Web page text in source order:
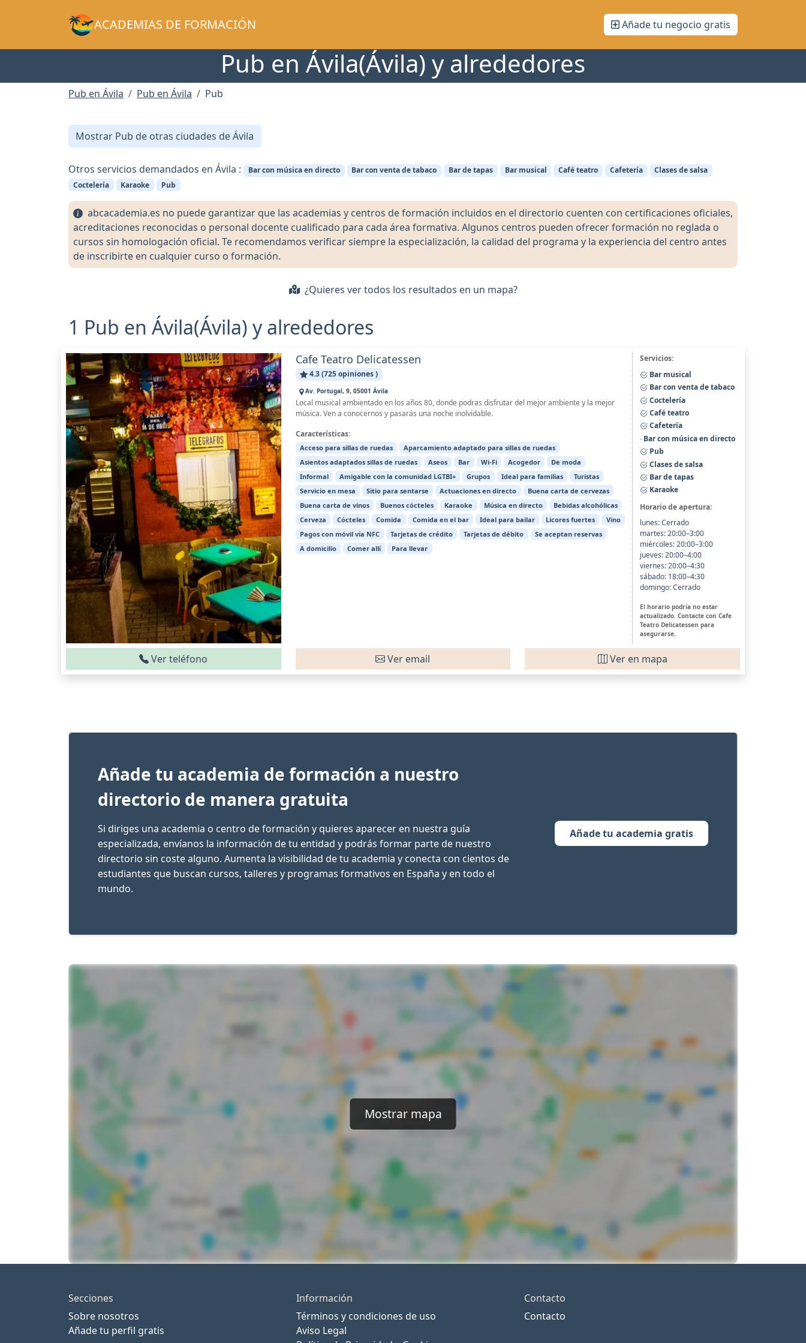
ACADEMIAS DE FORMACIÓN Añade tu negocio gratis
Pub en Ávila(Ávila) y alrededores
Pub en Ávila Pub en Ávila Pub
Mostrar Pub de otras ciudades de Ávila
Otros servicios demandados en Ávila : Bar con música en directo Bar con venta de tabaco Bar de tapas Bar musical Café teatro Cafetería
Clases de salsa
Coctelería
Karaoke Pub
abcacademia.es no puede garantizar que las academias y centros de formación incluidos en el directorio cuenten con certificaciones oficiales,
acreditaciones reconocidas o personal docente cualificado para cada área formativa. Algunos centros pueden ofrecer formación no reglada o
cursos sin homologación oficial. Te recomendamos verificar siempre la especialización, la calidad del programa y la experiencia del centro antes
de inscribirte en cualquier curso o formación.
¿Quieres ver todos los resultados en un mapa?
1 Pub en Ávila(Ávila) y alrededores
Cafe Teatro Delicatessen
4.3 (725 opiniones )
Av. Portugal, 9, 05001 Ávila
Local musical ambientado en los años 80, donde podras disfrutar del mejor ambiente y la mejor
música. Ven a conocernos y pasarás una noche inolvidable.
Características:
Acceso para sillas de ruedas
Aparcamiento adaptado para sillas de ruedas
Asientos adaptados sillas de ruedas
Aseos Bar Wi-Fi Acogedor
De moda
Informal
Amigable con la comunidad LGTBI+ Grupos Ideal para familias
Turistas
Servicio en mesa
Sitio para sentarse Actuaciones en directo
Buena carta de cervezas
Buena carta de vinos
Buenos cócteles Karaoke Música en directo
Bebidas alcohólicas
Cerveza
Cócteles Comida Comida en el bar Ideal para bailar Licores fuertes
Vino
Pagos con móvil vía NFC
Tarjetas de crédito Tarjetas de débito
Se aceptan reservas
A domicilio
Comer allí Para llevar
Servicios:
Bar musical
Bar con venta de tabaco
Coctelería
Café teatro
Cafetería
Bar con música en directo
Pub
Clases de salsa
Bar de tapas
Karaoke
Horario de apertura:
lunes: Cerrado
martes: 20:00–3:00
miércoles: 20:00–3:00
jueves: 20:00–4:00
viernes: 20:00–4:30
sábado: 18:00–4:30
domingo: Cerrado
El horario podría no estar
actualizado. Contacte con Cafe
Teatro Delicatessen para
asegurarse.
Ver teléfono Ver email Ver en mapa
Añade tu academia de formación a nuestro
directorio de manera gratuita
Si diriges una academia o centro de formación y quieres aparecer en nuestra guía
especializada, envíanos la información de tu entidad y podrás formar parte de nuestro
directorio sin coste alguno. Aumenta la visibilidad de tu academia y conecta con cientos de
estudiantes que buscan cursos, talleres y programas formativos en España y en todo el
mundo.
Añade tu academia gratis
Mostrar mapa
Secciones
Sobre nosotros
Añade tu perfil gratis
Información
Términos y condiciones de uso
Aviso Legal
Contacto
Contacto